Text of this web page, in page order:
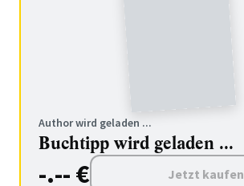
Author wird geladen ...
Buchtipp wird geladen ...
-.-- € Jetzt kaufen